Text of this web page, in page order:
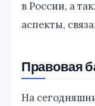
в России, а
аспекты,
Правовая
На